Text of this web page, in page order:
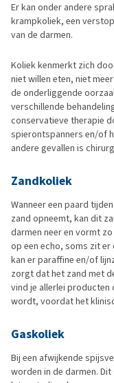
Er kan onder andere
krampkoliek, een
van de darmen.
Koliek kenmerkt zich
niet willen eten, niet
de onderliggende
verschillende
conservatieve therapie
spierontspanners en/of
andere gevallen is
Zandkoliek
Wanneer een paard
zand opneemt, kan dit
darmen neer en vormt
op een echo, soms zit
kan er paraffine en/of
zorgt dat het zand met
vind je allerlei
wordt, voordat het
Gaskoliek
Bij een afwijkende
worden in de darmen.